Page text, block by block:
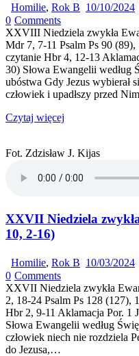
Homilie, Rok B 10/10/2024
0 Comments
XXVIII Niedziela zwykła
Mdr 7, 7-11 Psalm Ps 90
czytanie Hbr 4, 12-13
30) Słowa Ewangelii według
ubóstwa Gdy Jezus wybierał
człowiek i upadłszy przed
Czytaj więcej
Fot. Zdzisław J. Kijas
XXVII Niedziela
10, 2-16)
Homilie, Rok B 10/03/2024
0 Comments
XXVII Niedziela zwykła
2, 18-24 Psalm Ps 128
Hbr 2, 9-11 Aklamacja Por. 1
Słowa Ewangelii według
człowiek niech nie rozdziela
do Jezusa,…